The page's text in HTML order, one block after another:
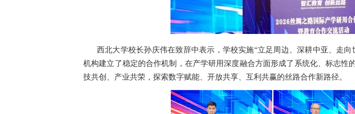
西北大学校长孙庆伟在致辞中表示，学校实施“立足周边、深耕中亚、走
机构建立了稳定的合作机制，在产学研用深度融合方面形成了系统化、标志
技共创、产业共荣，探索数字赋能、开放共享、互利共赢的丝路合作新路径。